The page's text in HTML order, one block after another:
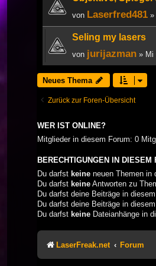
von Laserfred481 »
Seling my lasers
von jurijazman » Mi
Neues Thema
Zurück zur Foren-Übersicht
WER IST ONLINE?
Mitglieder in diesem Forum: 0
BERECHTIGUNGEN IN DIESEM
Du darfst keine neuen Themen in
Du darfst keine Antworten zu
Du darfst deine Beiträge in
Du darfst deine Beiträge in
Du darfst keine Dateianhänge in
LaserFreak.net Forum